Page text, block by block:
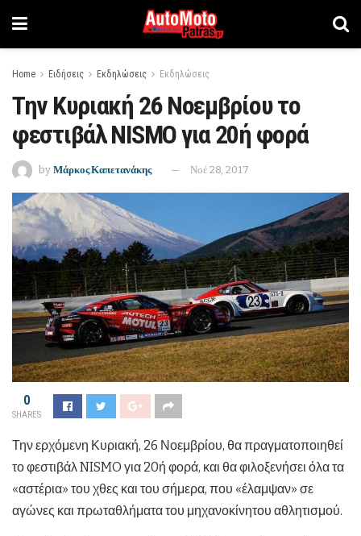
Home Ειδήσεις Εκδηλώσεις Εκδηλώσεις
Την Κυριακή 26 Νοεμβρίου το
φεστιβάλ ΝΙSMO για 20ή φορά
by Μάρκος Καπετανάκης Νοέ 28, 2017
0
SHARES
Την ερχόμενη Κυριακή, 26 Νοεμβρίου, θα πραγματοποιηθεί
το φεστιβάλ NISMO για 20ή φορά, και θα φιλοξενήσει όλα τα
«αστέρια» του χθες και του σήμερα, που «έλαμψαν» σε
αγώνες και πρωταθλήματα του μηχανοκίνητου αθλητισμού.